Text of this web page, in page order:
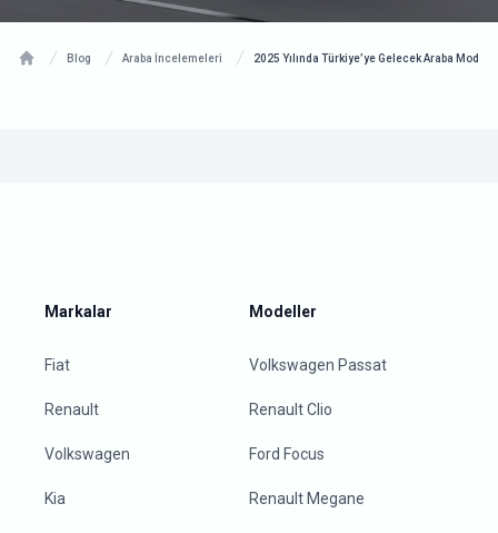
Blog Araba İncelemeleri 2025 Yılında Türkiye’ye Gelecek Araba
Markalar
Fiat
Renault
Volkswagen
Kia
Modeller
Volkswagen Passat
Renault Clio
Ford Focus
Renault Megane